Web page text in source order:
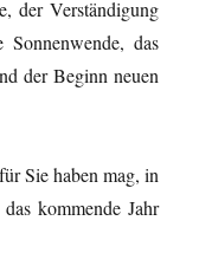
der Verständigung
das
der Beginn neuen
Sie haben mag, in
kommende Jahr